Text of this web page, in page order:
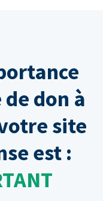
don à
site
est :